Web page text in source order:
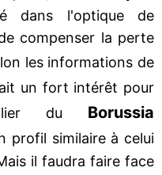
dans l'optique de
compenser la perte
les informations de
un fort intérêt pour
du Borussia
profil similaire à celui
il faudra faire face